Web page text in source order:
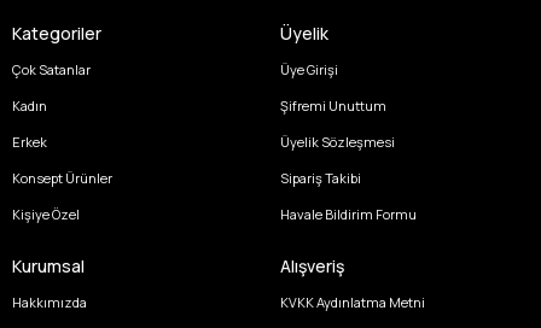
Kategoriler
Çok Satanlar
Kadın
Erkek
Konsept Ürünler
Kişiye Özel
Üyelik
Üye Girişi
Şifremi Unuttum
Üyelik Sözleşmesi
Sipariş Takibi
Havale Bildirim Formu
Kurumsal
Hakkımızda
Alışveriş
KVKK Aydınlatma Metni